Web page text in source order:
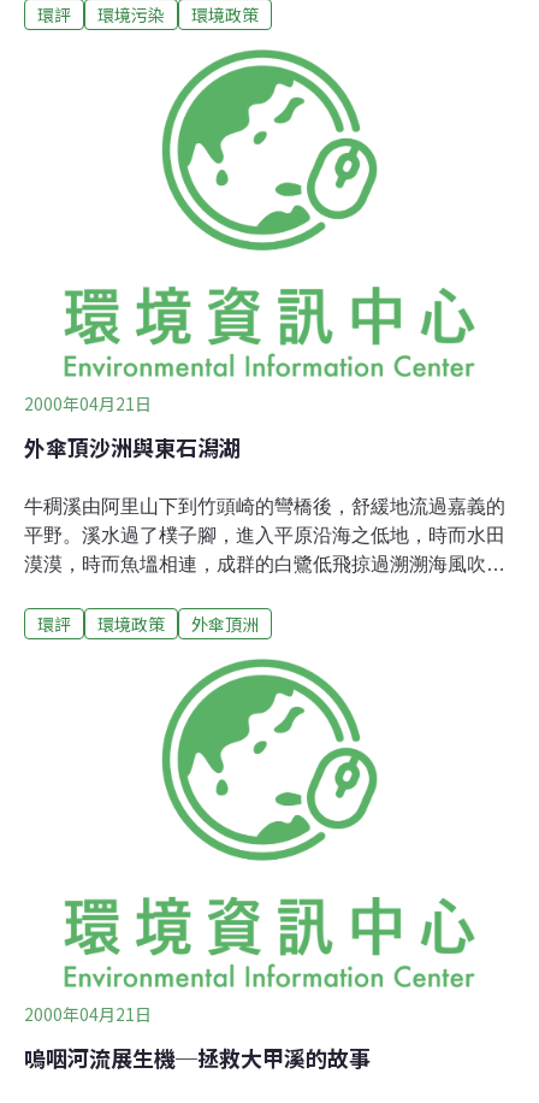
以，在此建議您試試以下這些天然的蟑螂藥及方法。
環評 環境污染 環境政策
2000年04月21日
外傘頂沙洲與東石潟湖
牛稠溪由阿里山下到竹頭崎的彎橋後，舒緩地流過嘉義的
平野。溪水過了樸子腳，進入平原沿海之低地，時而水田
漠漠，時而魚塭相連，成群的白鷺低飛掠過溯溯海風吹襲
石大橋，溪水斜向南方又轉西流出台灣海峽，出海口的北
可由新生地西側魚市場的生意清淡看出。蚵仔是今日東石
最大宗的產品，走進東石街，觸目都是高疊成堆的蚵殼，
家家戶戶的屋簷下，婦女及小孩忙於剝蚵的情景，構成一
環評 環境政策 外傘頂洲
2000年04月21日
嗚咽河流展生機─拯救大甲溪的故事